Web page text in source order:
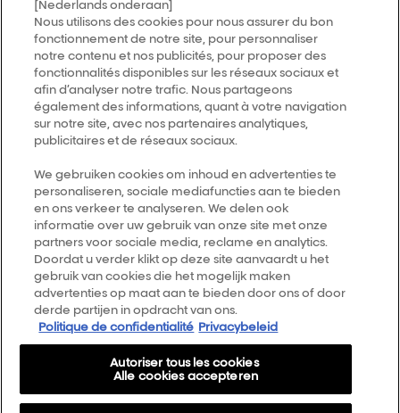
[Nederlands onderaan]
Nous utilisons des cookies pour nous assurer du bon
fonctionnement de notre site, pour personnaliser
notre contenu et nos publicités, pour proposer des
fonctionnalités disponibles sur les réseaux sociaux et
afin d’analyser notre trafic. Nous partageons
également des informations, quant à votre navigation
sur notre site, avec nos partenaires analytiques,
publicitaires et de réseaux sociaux.
We gebruiken cookies om inhoud en advertenties te
personaliseren, sociale mediafuncties aan te bieden
en ons verkeer te analyseren. We delen ook
informatie over uw gebruik van onze site met onze
partners voor sociale media, reclame en analytics.
Doordat u verder klikt op deze site aanvaardt u het
gebruik van cookies die het mogelijk maken
advertenties op maat aan te bieden door ons of door
derde partijen in opdracht van ons.
Politique de confidentialité Privacybeleid
Autoriser tous les cookies
Alle cookies accepteren